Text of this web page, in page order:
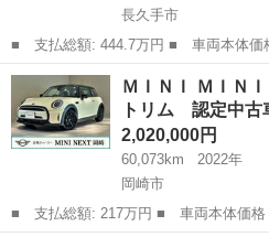
長久手市
■ 支払総額: 444.7万円 ■ 車両本体価格： 4,290,000 円 ■ メーカ
ー名： ＭＩＮＩ ■ 車種名： ＭＩ
リーマンＳオール４ フェイバード・
ヒーター...
愛知 長久手市
ＭＩＮＩ ＭＩＮ
トリム 認定中古
2,020,000円
60,073km
2022年
岡崎市
■ 支払総額: 217万円 ■ 車両本体価格： 2,020,000 円 ■ メーカー